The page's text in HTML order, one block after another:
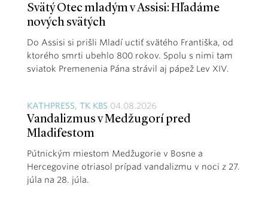
Svätý Otec mladým v Assisi: Hľadáme
nových svätých
Do Assisi si prišli Mladí uctiť svätého Františka, od
ktorého smrti ubehlo 800 rokov. Spolu s nimi tam
sviatok Premenenia Pána strávil aj pápež Lev XIV.
KATHPRESS, TK KBS 04.08.2026
Vandalizmus v Medžugorí pred
Mladifestom
Pútnickým miestom Medžugorie v Bosne a
Hercegovine otriasol prípad vandalizmu v noci z 27.
júla na 28. júla.